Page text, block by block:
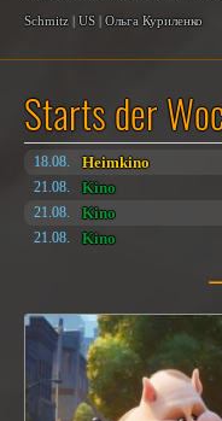
Starts der
Heimkino
18.08.
Kino
21.08.
Kino
21.08.
Kino
21.08.
Schmitz | US |Ольга Куриленко